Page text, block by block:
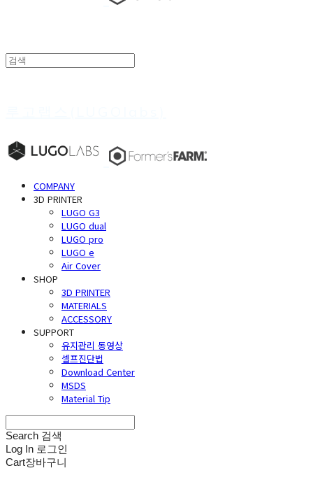
COMPANY
3D PRINTER
LUGO G3
LUGO dual
LUGO pro
LUGO e
Air Cover
SHOP
3D PRINTER
MATERIALS
ACCESSORY
SUPPORT
유지관리 동영상
셀프진단법
Download Center
MSDS
Material Tip
Search 검색
Log In 로그인
Cart장바구니